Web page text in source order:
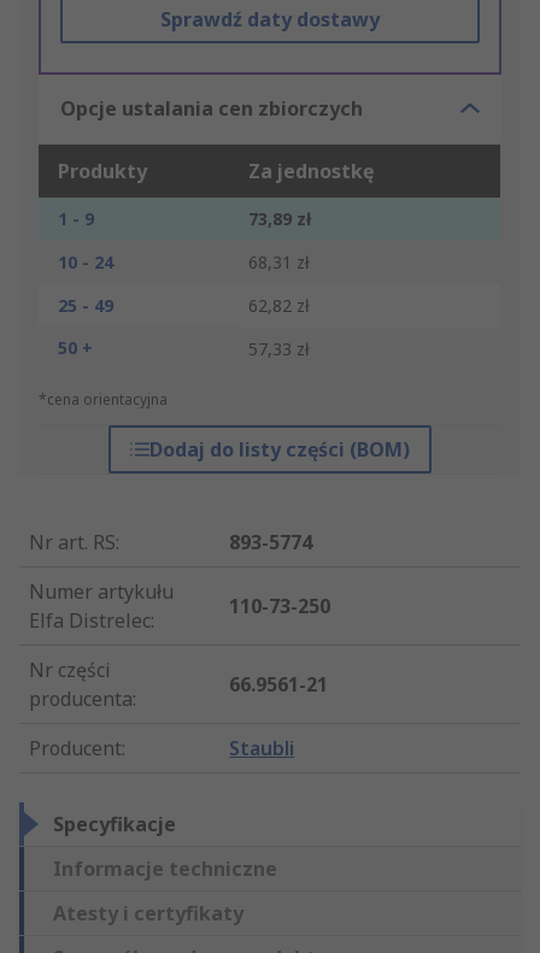
Sprawdź daty dostawy
Opcje ustalania cen zbiorczych
Produkty Za jednostkę
1 - 9
73,89 zł
10 - 24
68,31 zł
25 - 49
62,82 zł
50 +
57,33 zł
*cena orientacyjna
Dodaj do listy części (BOM)
Nr art. RS:
893-5774
Numer artykułu
Elfa Distrelec:
110-73-250
Nr części
producenta:
66.9561-21
Producent: Staubli
Specyfikacje
Informacje techniczne
Atesty i certyfikaty